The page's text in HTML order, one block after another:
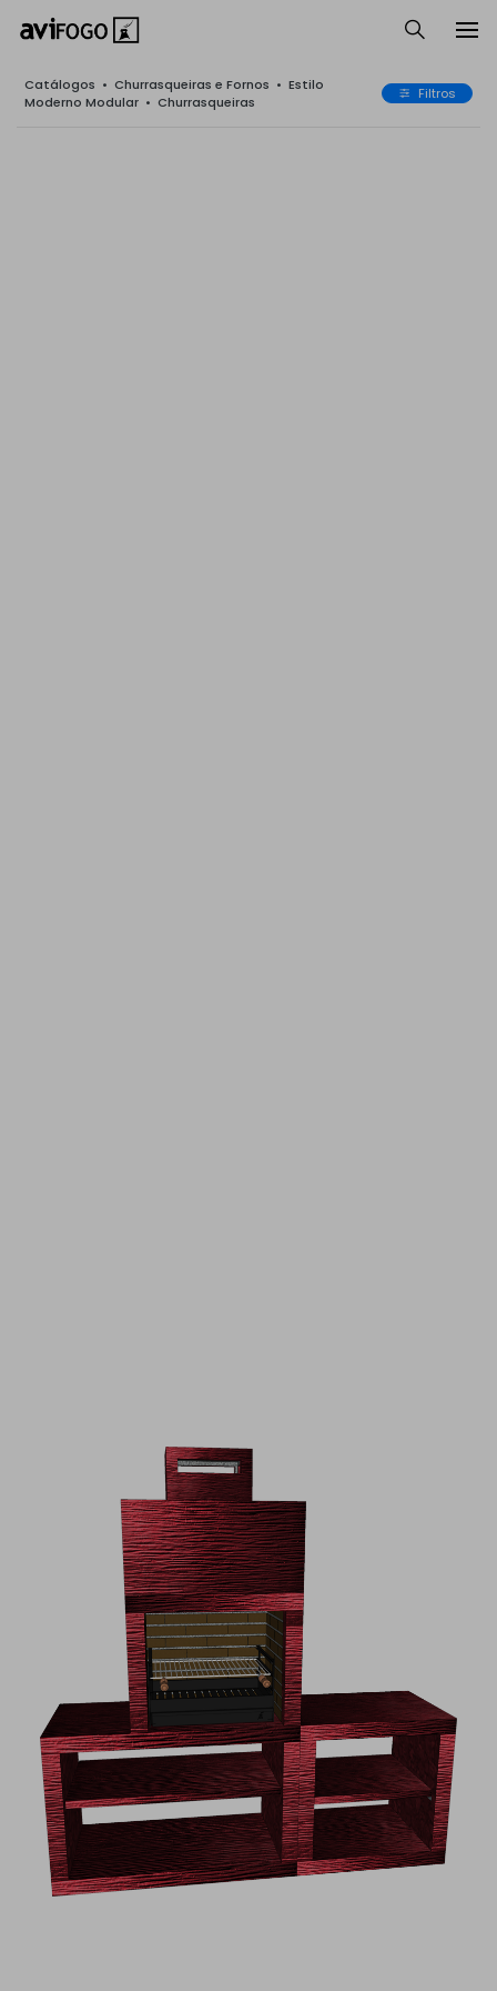
Catálogos • Churrasqueiras e Fornos • Estilo
Moderno Modular • Churrasqueiras Filtros